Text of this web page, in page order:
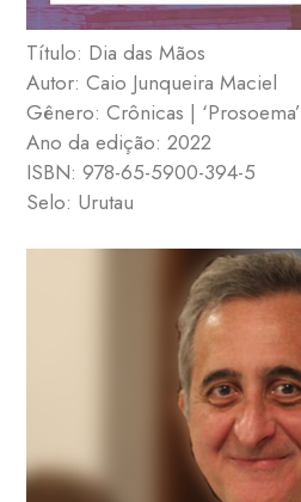
Título: Dia das Mãos
Autor: Caio Junqueira Maciel
Gênero: Crônicas | ‘Prosoema’
Ano da edição: 2022
ISBN: 978-65-5900-394-5
Selo: Urutau